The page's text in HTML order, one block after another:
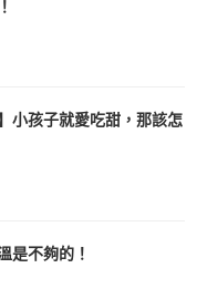
小孩子就愛吃甜，那該怎
是不夠的！